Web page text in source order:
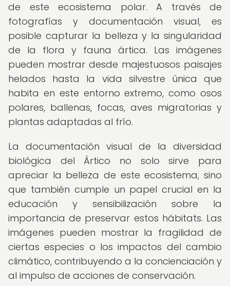
de este ecosistema polar. A través de
fotografías y documentación visual, es
posible capturar la belleza y la singularidad
de la flora y fauna ártica. Las imágenes
pueden mostrar desde majestuosos paisajes
helados hasta la vida silvestre única que
habita en este entorno extremo, como osos
polares, ballenas, focas, aves migratorias y
plantas adaptadas al frío.
La documentación visual de la diversidad
biológica del Ártico no solo sirve para
apreciar la belleza de este ecosistema, sino
que también cumple un papel crucial en la
educación y sensibilización sobre la
importancia de preservar estos hábitats. Las
imágenes pueden mostrar la fragilidad de
ciertas especies o los impactos del cambio
climático, contribuyendo a la concienciación y
al impulso de acciones de conservación.